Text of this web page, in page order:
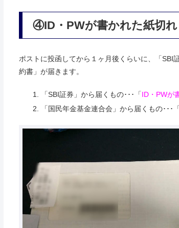
④ID・PWが書かれた紙切れ
ポストに投函してから１ヶ月後くらいに、「SBI
約書」が届きます。
「SBI証券」から届くもの･･･「ID・PWが
「国民年金基金連合会」から届くもの･･･「